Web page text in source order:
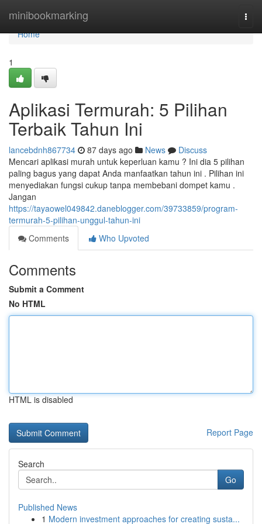
minibookmarking
Home
Home
1
Aplikasi Termurah: 5 Pilihan
Terbaik Tahun Ini
lancebdnh867734 87 days ago News
Discuss
Mencari aplikasi murah untuk keperluan kamu ? Ini dia 5 pilihan
paling bagus yang dapat Anda manfaatkan tahun ini . Pilihan ini
menyediakan fungsi cukup tanpa membebani dompet kamu .
Jangan
https://tayaowel049842.daneblogger.com/39733859/program-
termurah-5-pilihan-unggul-tahun-ini
Comments
Who Upvoted
Comments
Submit a Comment
No HTML
HTML is disabled
Report Page
Search
Go
Published News
1 Modern investment approaches for creating susta...